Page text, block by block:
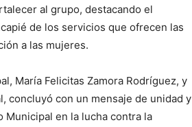
al grupo, destacando el
de los servicios que ofrecen las
a las mujeres.
María Felicitas Zamora Rodríguez, y
concluyó con un mensaje de unidad y
en la lucha contra la